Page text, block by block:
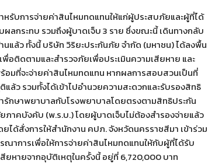
หรับการจ่ายค่าสินไหมทดแทนให้แก่ผู้ประสบภัยและผู้ที่ได้
ผลกระทบ รวมถึงผู้บาดเจ็บ 3 ราย ซึ่งขณะนี้ เดินทางกลับ
นแล้ว ทั้งนี้ บริษัท วิริยะประกันภัย จำกัด (มหาชน) ได้ลงพื้น
พื่อติดตามและสำรวจภัยเพื่อประเมินความเสียหาย และ
อมที่จะจ่ายค่าสินไหมทดแทน หากผลการสอบสวนเป็นที่
แล้ว รวมทั้งได้เข้าไปอำนวยความสะดวกและรับรองสิทธิ
รักษาพยาบาลกับโรงพยาบาลโดยตรงตามสิทธิประกัน
ภาคบังคับ (พ.ร.บ.) โดยผู้บาดเจ็บไม่ต้องสำรองจ่ายแล้ว
ยได้สั่งการให้สำนักงาน คปภ. จังหวัดนครราชสีมา เข้าร่วม
ณาการเพื่อให้การจ่ายค่าสินไหมทดแทนให้กับผู้ที่ได้รับ
ยหายจากอุบัติเหตุในครั้งนี้ อยู่ที่ 6,720,000 บาท